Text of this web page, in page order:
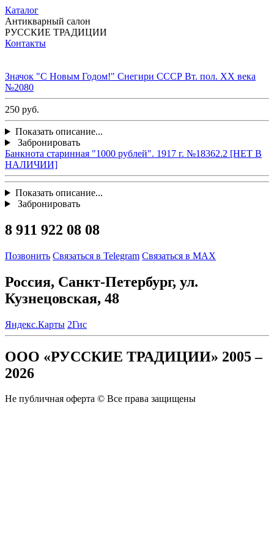
Каталог
Антикварный салон
РУССКИЕ ТРАДИЦИИ
Контакты
Значок "С Новым Годом!" Снегири СССР Вт. пол. ХХ века
№2080
250 руб.
Показать описание...
Забронировать
Банкнота старинная "1000 рублей". 1917 г. №18362.2 [НЕТ В
НАЛИЧИИ]
Показать описание...
Забронировать
8 911 922 08 08
Позвонить Связаться в Telegram Связаться в MAX
Россия, Санкт-Петербург, ул.
Кузнецовская, 48
Яндекс.Карты 2Гис
ООО «РУССКИЕ ТРАДИЦИИ» 2005 –
2026
Не публичная оферта © Все права защищены